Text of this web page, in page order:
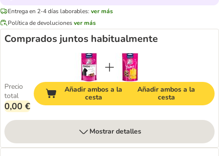
Entrega en 2-4 días laborables: ver más
Política de devolucionesver más
Comprados juntos habitualmente
Precio
total
0,00 €
Añadir ambos a la
cesta
Añadir ambos a la
cesta
Mostrar detalles